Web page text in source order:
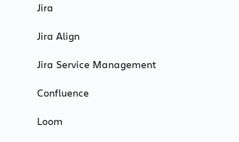
Jira
Jira Align
Jira Service Management
Confluence
Loom